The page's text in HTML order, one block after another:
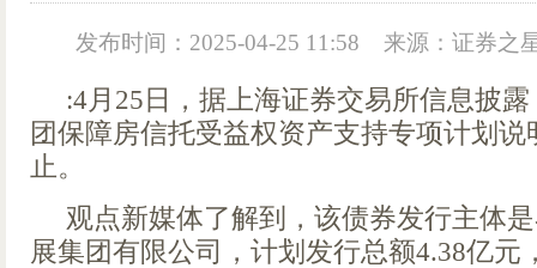
发布时间：2025-04-25 11:58 来源：证券之
:4月25日，据上海证券交易所信息披
团保障房信托受益权资产支持专项计划
止。
观点新媒体了解到，该债券发行主体
展集团有限公司，计划发行总额4.38亿元